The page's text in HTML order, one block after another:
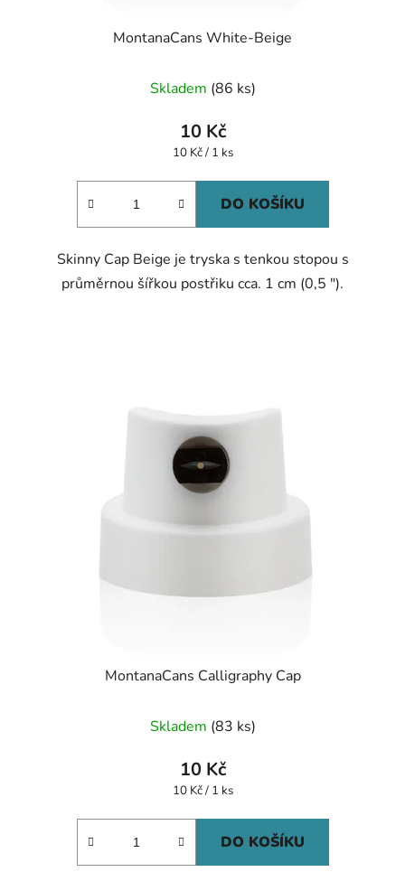
MontanaCans White-Beige
hodnocení
produktu
je
Skladem (86 ks)
10 Kč
Měrná
10 Kč / 1 ks
DO KOŠÍKU
Skinny Cap Beige je tryska s tenkou stopou s
průměrnou šířkou postřiku cca. 1 cm (0,5 ").
MontanaCans Calligraphy Cap
hodnocení
produktu
je
Skladem (83 ks)
10 Kč
Měrná
10 Kč / 1 ks
DO KOŠÍKU